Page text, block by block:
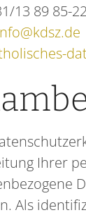
13 89 85-22
Ihrer
Als